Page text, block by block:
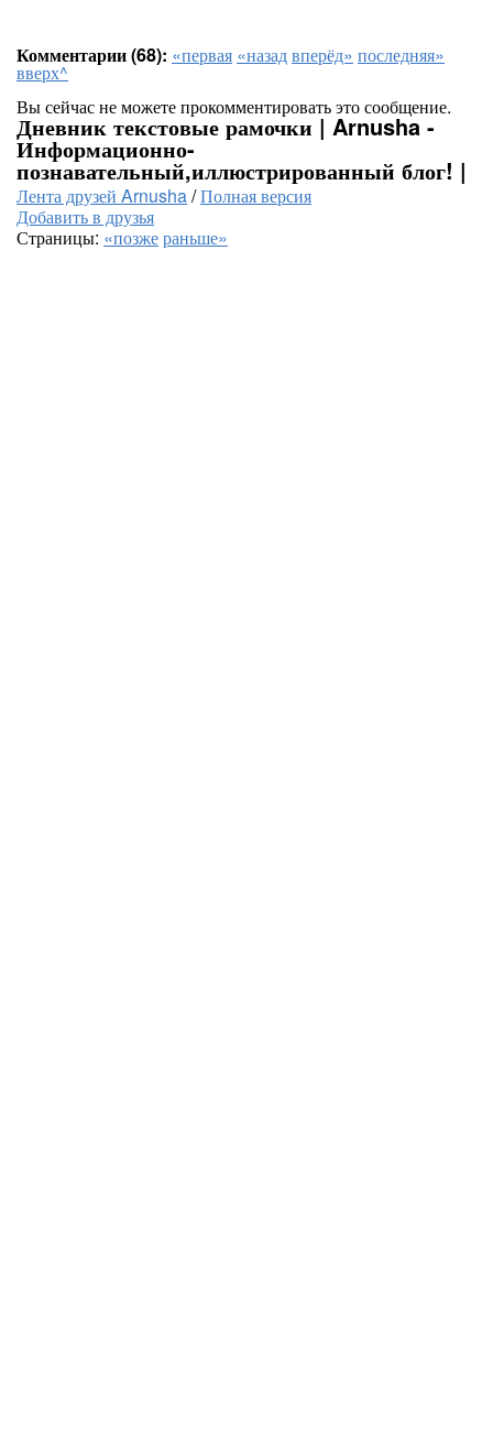
Комментарии (68): «первая «назадвперёд» последняя»
вверх^
Вы сейчас не можете прокомментировать это сообщение.
Дневник текстовые рамочки | Arnusha -
Информационно-
познавательный,иллюстрированный блог! |
Лента друзей Arnusha/Полная версия
Добавить в друзья
Страницы: «позжераньше»